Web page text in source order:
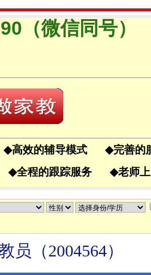
（微信同号）
◆高效的辅导模式 ◆完善的
◆全程的跟踪服务 ◆老师
（2004564）